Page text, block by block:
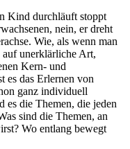
Kind durchläuft stoppt
nein, er dreht
Wie, als wenn man
unerklärliche Art,
Kern- und
das Erlernen von
ganz individuell
es die Themen, die jeden
sind die Themen, an
Wo entlang bewegt